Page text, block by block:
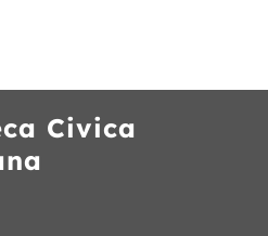
Civica